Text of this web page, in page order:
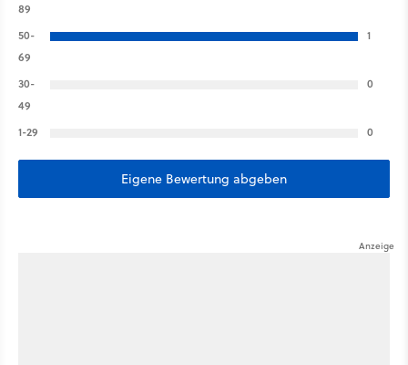
89
50-
69
1
30-
49
0
1-29 0
Eigene Bewertung abgeben